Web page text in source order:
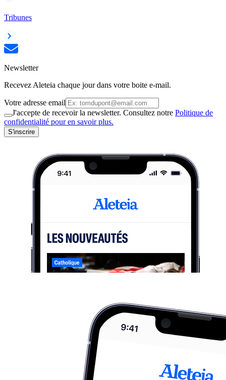
Tribunes
Newsletter
Recevez Aleteia chaque jour dans votre boite e-mail.
Votre adresse email
J'accepte de recevoir la newsletter. Consultez notre Politique de
confidentialité pour en savoir plus.
S'inscrire